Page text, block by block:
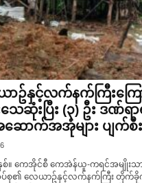
ာဥ်နှင့်လက်နက်ကြီးကြေ
ေဆုံးပြီး (၃) ဦး ဒဏ်ရ
ောက်အအုံများ ပျက်စီး
စ်။ ကေအိုင်စီ ကေအဲန်ယူ-ကရင်အမျိုးသ
အုပ်စု၏ လေယာဥ်နှင့်လက်နက်ကြီး တိုက်ခို